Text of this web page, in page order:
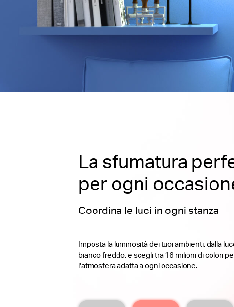
La sfumatura
per ogni
Coordina le luci in ogni stanza
Imposta la luminosità dei tuoi ambienti, dalla
bianco freddo, e scegli tra 16 milioni di colori
l'atmosfera adatta a ogni occasione.